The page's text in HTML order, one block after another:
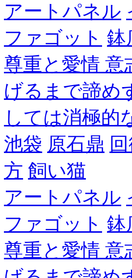
アートパネル
ファゴット 鉢
尊重と愛情 意
げるまで諦め
しては消極的
池袋 原石鼎
方 飼い猫
アートパネル
ファゴット 鉢
尊重と愛情 意